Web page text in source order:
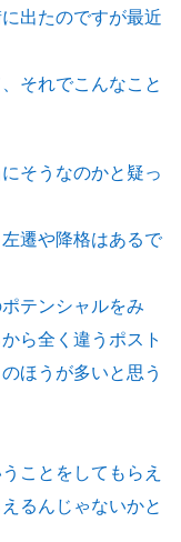
出たのですが最近
それでこんなこと
そうなのかと疑っ
遷や降格はあるで
テンシャルをみ
ら全く違うポスト
ほうが多いと思う
ことをしてもらえ
るんじゃないかと